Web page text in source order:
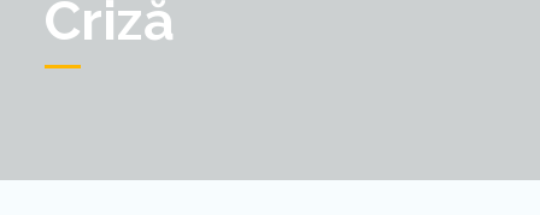
Criză